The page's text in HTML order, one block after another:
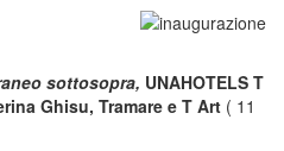
sottosopra, UNAHOTELS T
Ghisu, Tramare e T Art ( 11